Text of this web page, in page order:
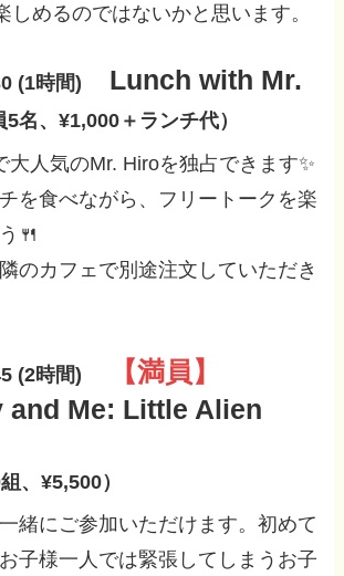
しめるのではないかと思います。
(1時間)
Lunch with Mr.
5名、¥1,000＋ランチ代）
大人気のMr. Hiroを独占できます✨
を食べながら、フリートークを楽
🍴
のカフェで別途注文していただき
(2時間) 【満員 】
and Me: Little Alien
、¥5,500）
緒にご参加いただけます。初めて
子様一人では緊張してしまうお子